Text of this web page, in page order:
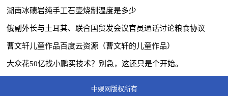
湖南冰碛岩纯手工石壶烧制温度是多少
俄副外长与土耳其、联合国贸发会议官员通话讨论粮食协议
曹文轩儿童作品百度云资源（曹文轩的儿童作品）
大众花50亿找小鹏买技术？别急，这还只是个开始。
中娱网版权所有